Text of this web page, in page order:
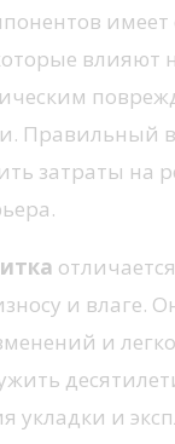
имеет
влияют
Правильный
затраты на
и влаге.
и
укладки и